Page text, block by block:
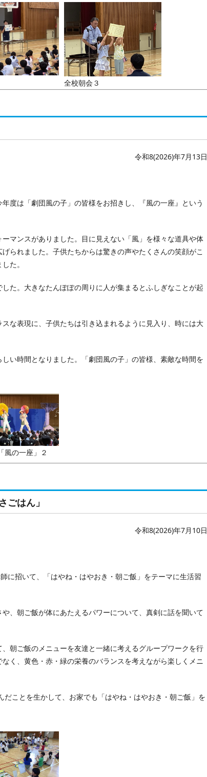
全校朝会３
令和8(2026)年7月13日
度は「劇団風の子」の皆様をお招きし、『風の一座』という
マンスがありました。目に見えない「風」を様々な道具や体
られました。子供たちからは驚きの声やたくさんの笑顔がこ
た。
た。大きなたんぽぽの周りに人が集まるとふしぎなことが起
な表現に、子供たちは引き込まれるように見入り、時には大
い時間となりました。「劇団風の子」の皆様、素敵な時間を
風の一座」２
ごはん」
令和8(2026)年7月10日
に招いて、「はやね・はやおき・朝ご飯」をテーマに生活習
、朝ご飯が体にあたえるパワーについて、真剣に話を聞いて
朝ご飯のメニューを友達と一緒に考えるグループワークを行
く、黄色・赤・緑の栄養のバランスを考えながら楽しくメニ
ことを生かして、お家でも「はやね・はやおき・朝ご飯」を